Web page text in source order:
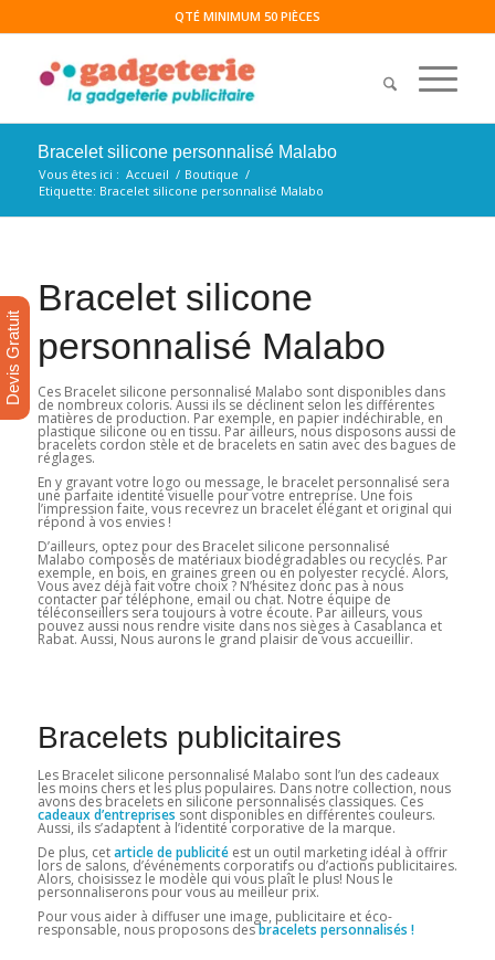
QTÉ MINIMUM 50 PIÈCES
Bracelet silicone personnalisé Malabo
Vous êtes ici : Accueil / Boutique /
Etiquette: Bracelet silicone personnalisé Malabo
Bracelet silicone
personnalisé Malabo
Ces Bracelet silicone personnalisé Malabo sont disponibles dans
de nombreux coloris. Aussi ils se déclinent selon les différentes
matières de production. Par exemple, en papier indéchirable, en
plastique silicone ou en tissu. Par ailleurs, nous disposons aussi de
bracelets cordon stèle et de bracelets en satin avec des bagues de
réglages.
En y gravant votre logo ou message, le bracelet personnalisé sera
une parfaite identité visuelle pour votre entreprise. Une fois
l’impression faite, vous recevrez un bracelet élégant et original qui
répond à vos envies !
D’ailleurs, optez pour des Bracelet silicone personnalisé
Malabo composés de matériaux biodégradables ou recyclés. Par
exemple, en bois, en graines green ou en polyester recyclé. Alors,
Vous avez déjà fait votre choix ? N’hésitez donc pas à nous
contacter par téléphone, email ou chat. Notre équipe de
téléconseillers sera toujours à votre écoute. Par ailleurs, vous
pouvez aussi nous rendre visite dans nos sièges à Casablanca et
Rabat. Aussi, Nous aurons le grand plaisir de vous accueillir.
Bracelets publicitaires
Les Bracelet silicone personnalisé Malabo sont l’un des cadeaux
les moins chers et les plus populaires. Dans notre collection, nous
avons des bracelets en silicone personnalisés classiques. Ces
cadeaux d’entreprises sont disponibles en différentes couleurs.
Aussi, ils s’adaptent à l’identité corporative de la marque.
De plus, cetarticle de publicitéest un outil marketing idéal à offrir
lors de salons, d’événements corporatifs ou d’actions publicitaires.
Alors, choisissez le modèle qui vous plaît le plus! Nous le
personnaliserons pour vous au meilleur prix.
Pour vous aider à diffuser une image, publicitaire et éco-
responsable, nous proposons desbracelets personnalisés !
Devis Gratuit